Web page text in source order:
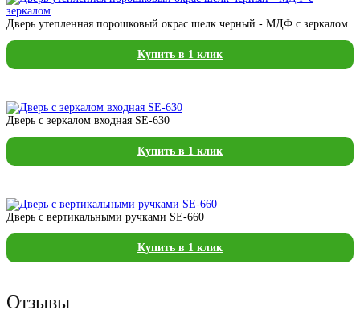
Дверь утепленная порошковый окрас шелк черный - МДФ с зеркалом
Купить в 1 клик
Дверь с зеркалом входная SE-630
Купить в 1 клик
Дверь с вертикальными ручками SE-660
Купить в 1 клик
Отзывы